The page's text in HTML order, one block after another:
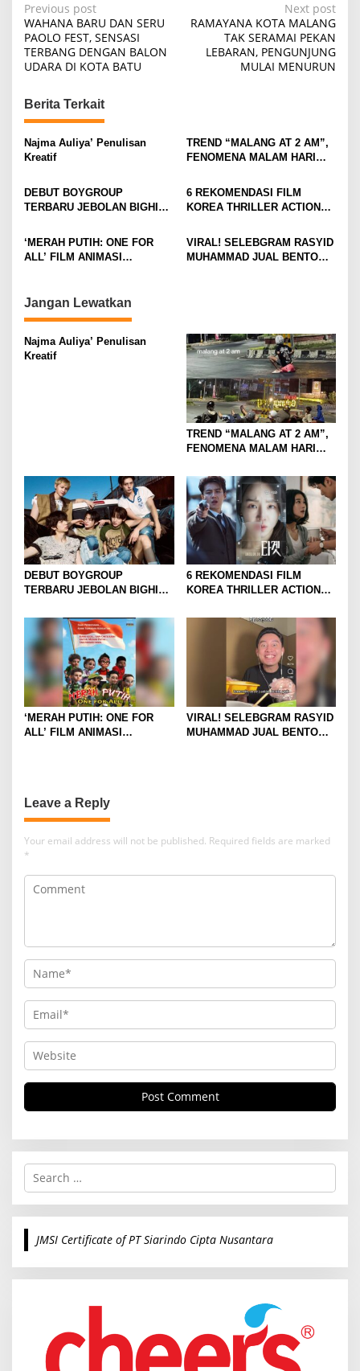
P
o
s
n
a
v
g
a
t
i
n
Previous post
WAHANA BARU DAN SERU
PAOLO FEST, SENSASI
TERBANG DENGAN BALON
UDARA DI KOTA BATU
Next post
RAMAYANA KOTA MALANG
TAK SERAMAI PEKAN
LEBARAN, PENGUNJUNG
MULAI MENURUN
Berita Terkait
Najma Auliya’ Penulisan
Kreatif
TREND “MALANG AT 2 AM”,
FENOMENA MALAM HARI
KALANGAN ANAK MUDA
DEBUT BOYGROUP
TERBARU JEBOLAN BIGHIT,
ANTUSIASME DAN RASA
PENASARAN
6 REKOMENDASI FILM
KOREA THRILLER ACTION
GREGET SEPANJANG
NONTON
‘MERAH PUTIH: ONE FOR
ALL’ FILM ANIMASI
VIRAL! SELEBGRAM RASYID
MUHAMMAD JUAL BENTO
Jangan Lewatkan
Najma Auliya’ Penulisan
Kreatif
TREND “MALANG AT 2 AM”,
FENOMENA MALAM HARI
KALANGAN ANAK MUDA
DEBUT BOYGROUP
TERBARU JEBOLAN BIGHIT,
ANTUSIASME DAN RASA
PENASARAN
6 REKOMENDASI FILM
KOREA THRILLER ACTION
GREGET SEPANJANG
‘MERAH PUTIH: ONE FOR
ALL’ FILM ANIMASI
VIRAL! SELEBGRAM RASYID
MUHAMMAD JUAL BENTO
Leave a Reply
Your email address will not be published. Required fields are marked
*
S
r
c
o
JMSI Certificate of PT Siarindo Cipta Nusantara